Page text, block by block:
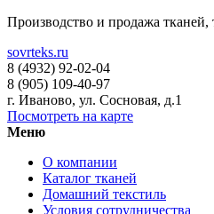
Производство и продажа тканей,
sovrteks.ru
8 (4932) 92-02-04
8 (905) 109-40-97
г. Иваново, ул. Сосновая, д.1
Посмотреть на карте
Меню
О компании
Каталог тканей
Домашний текстиль
Условия сотрудничества